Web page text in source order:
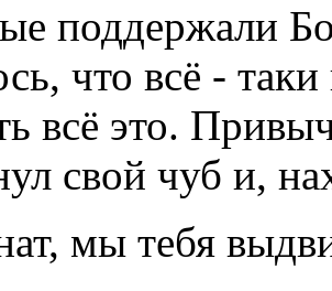
поддержали
что всё -
всё это.
свой чуб и,
мы тебя